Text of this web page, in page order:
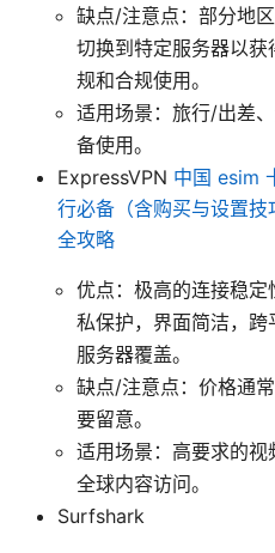
缺点/注意点：部分地
切换到特定服务器以
规和合规使用。
适用场景：旅行/出差
备使用。
ExpressVPN 中国 esim
行必备（含购买与设置
全攻略
优点：极高的连接稳
私保护，界面简洁，
服务器覆盖。
缺点/注意点：价格通
要留意。
适用场景：高要求的视
全球内容访问。
Surfshark